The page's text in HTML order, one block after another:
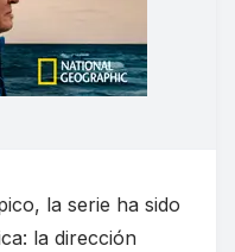
la serie ha sido
la dirección